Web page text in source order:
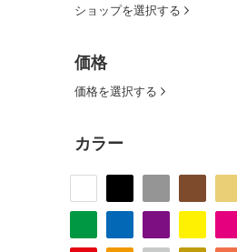
ショップを選択する
価格
価格を選択する
カラー